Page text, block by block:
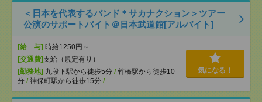
＜日本を代表するバンド＊サカナクション＞ツアー
公演のサポートバイト＠日本武道館[アルバイト]
[給 与] 時給1250円～
[交通費]支給（規定有り）
[勤務地] 九段下駅から徒歩5分 / 竹橋駅から徒歩10
分 / 神保町駅から徒歩15分 / …
気になる！